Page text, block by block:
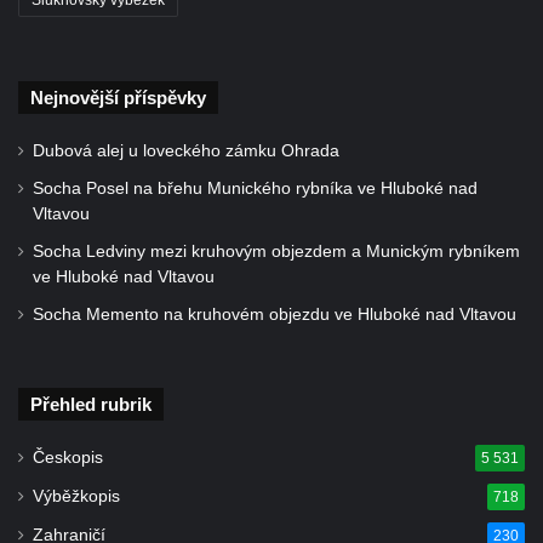
Socha divokého prasete před vstupem do
Vltavou
Pamětní kámen revitalizace Vltavy Vraňany
– Hořín u Lužce nad Vltavou
Strom svobody a památník 100 let republiky
a 30. výročí listopadu 1989 v Hrobčicích
Boží muka v parku před domem čp. 17 v
Hrobčicích
Mirošovicích
Socha vodníka u požární nádrže v
Nejnovější příspěvky
Dubová alej u loveckého zámku Ohrada
Socha Posel na břehu Munického rybníka ve Hluboké nad
Vltavou
Socha Ledviny mezi kruhovým objezdem a Munickým rybníkem
ve Hluboké nad Vltavou
Socha Memento na kruhovém objezdu ve Hluboké nad Vltavou
Přehled rubrik
Českopis 5 531
Výběžkopis 718
Zahraničí 230